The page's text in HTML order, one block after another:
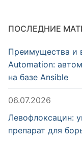
ПОСЛЕДНИЕ
Преимущества и
Automation:
на базе Ansible
06.07.2026
Левофлоксацин:
препарат для